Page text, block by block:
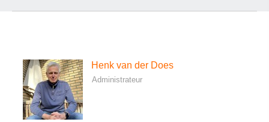
Henk van der Does
Administrateur